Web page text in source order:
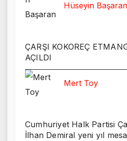
Hüseyin Başaran
ÇARŞI KOKOREÇ
AÇILDI
Mert Toy
Cumhuriyet Halk Partisi
İlhan Demiral yeni yıl